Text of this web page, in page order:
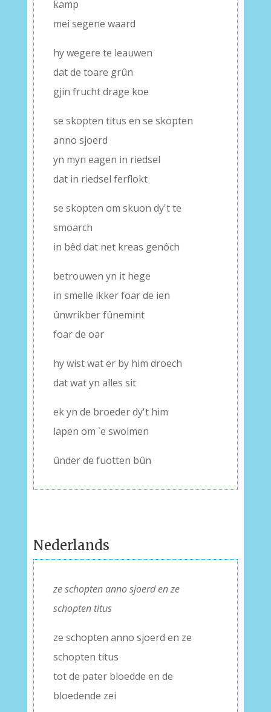
kamp
mei segene waard
hy wegere te leauwen
dat de toare grûn
gjin frucht drage koe
se skopten titus en se skopten
anno sjoerd
yn myn eagen in riedsel
dat in riedsel ferflokt
se skopten om skuon dy't te
smoarch
in bêd dat net kreas genôch
betrouwen yn it hege
in smelle ikker foar de ien
ûnwrikber fûnemint
foar de oar
hy wist wat er by him droech
dat wat yn alles sit
ek yn de broeder dy't him
lapen om `e swolmen
ûnder de fuotten bûn
Nederlands
ze schopten anno sjoerd en ze
schopten titus
ze schopten anno sjoerd en ze
schopten titus
tot de pater bloedde en de
bloedende zei